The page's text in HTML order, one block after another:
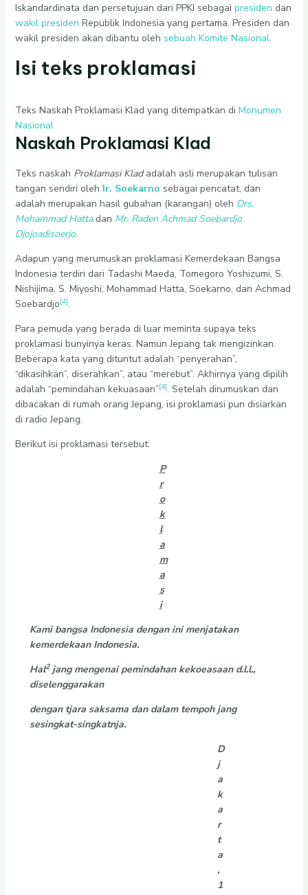
Iskandardinata dan persetujuan dari PPKI sebagai presiden dan
wakil presiden Republik Indonesia yang pertama. Presiden dan
wakil presiden akan dibantu oleh sebuah Komite Nasional.
Isi teks proklamasi
Teks Naskah Proklamasi Klad yang ditempatkan di Monumen
Nasional
Naskah Proklamasi Klad
Teks naskah Proklamasi Kladadalah asli merupakan tulisan
tangan sendiri oleh Ir. Soekarno sebagai pencatat, dan
adalah merupakan hasil gubahan (karangan) oleh Drs.
Mohammad Hattadan Mr. Raden Achmad Soebardjo
Djojoadisoerjo.
Adapun yang merumuskan proklamasi Kemerdekaan Bangsa
Indonesia terdiri dari Tadashi Maeda, Tomegoro Yoshizumi, S.
Nishijima, S. Miyoshi, Mohammad Hatta, Soekarno, dan Achmad
Soebardjo[4].
Para pemuda yang berada di luar meminta supaya teks
proklamasi bunyinya keras. Namun Jepang tak mengizinkan.
Beberapa kata yang dituntut adalah “penyerahan”,
“dikasihkan”, diserahkan”, atau “merebut”. Akhirnya yang dipilih
adalah “pemindahan kekuasaan”[4]. Setelah dirumuskan dan
dibacakan di rumah orang Jepang, isi proklamasi pun disiarkan
di radio Jepang.
Berikut isi proklamasi tersebut:
P
r
o
k
l
a
m
a
s
i
Kami bangsa Indonesia dengan ini menjatakan
kemerdekaan Indonesia.
Hal2jang mengenai pemindahan kekoeasaan d.l.l.,
diselenggarakan
dengan tjara saksama dan dalam tempoh jang
sesingkat-singkatnja.
D
j
a
k
a
r
t
a
,
1